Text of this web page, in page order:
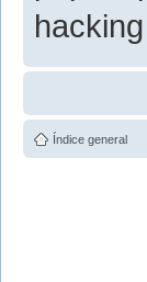
Índice general